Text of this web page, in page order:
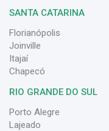
SANTA CATARINA
Florianópolis
Joinville
Itajaí
Chapecó
RIO GRANDE DO SUL
Porto Alegre
Lajeado